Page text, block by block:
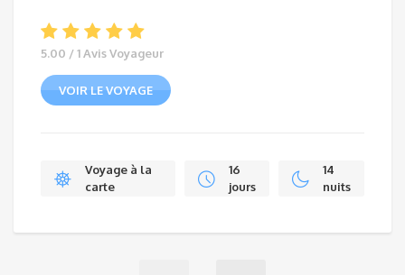
5.00 / 1 Avis Voyageur
VOIR LE VOYAGE
Voyage à la
carte
16
jours
14
nuits